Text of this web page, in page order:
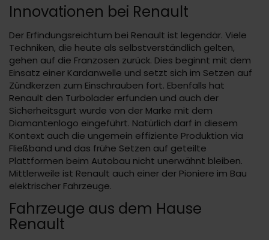
Innovationen bei Renault
Der Erfindungsreichtum bei Renault ist legendär. Viele
Techniken, die heute als selbstverständlich gelten,
gehen auf die Franzosen zurück. Dies beginnt mit dem
Einsatz einer Kardanwelle und setzt sich im Setzen auf
Zündkerzen zum Einschrauben fort. Ebenfalls hat
Renault den Turbolader erfunden und auch der
Sicherheitsgurt wurde von der Marke mit dem
Diamantenlogo eingeführt. Natürlich darf in diesem
Kontext auch die ungemein effiziente Produktion via
Fließband und das frühe Setzen auf geteilte
Plattformen beim Autobau nicht unerwähnt bleiben.
Mittlerweile ist Renault auch einer der Pioniere im Bau
elektrischer Fahrzeuge.
Fahrzeuge aus dem Hause
Renault